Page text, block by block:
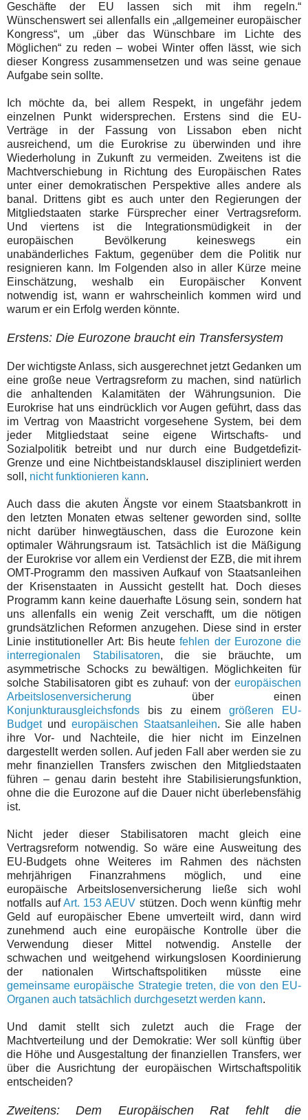
Geschäfte der EU lassen sich mit ihm regeln.“
Wünschenswert sei allenfalls ein „allgemeiner europäischer
Kongress“, um „über das Wünschbare im Lichte des
Möglichen“ zu reden – wobei Winter offen lässt, wie sich
dieser Kongress zusammensetzen und was seine genaue
Aufgabe sein sollte.
Ich möchte da, bei allem Respekt, in ungefähr jedem
einzelnen Punkt widersprechen. Erstens sind die EU-
Verträge in der Fassung von Lissabon eben nicht
ausreichend, um die Eurokrise zu überwinden und ihre
Wiederholung in Zukunft zu vermeiden. Zweitens ist die
Machtverschiebung in Richtung des Europäischen Rates
unter einer demokratischen Perspektive alles andere als
banal. Drittens gibt es auch unter den Regierungen der
Mitgliedstaaten starke Fürsprecher einer Vertragsreform.
Und viertens ist die Integrationsmüdigkeit in der
europäischen Bevölkerung keineswegs ein
unabänderliches Faktum, gegenüber dem die Politik nur
resignieren kann. Im Folgenden also in aller Kürze meine
Einschätzung, weshalb ein Europäischer Konvent
notwendig ist, wann er wahrscheinlich kommen wird und
warum er ein Erfolg werden könnte.
Erstens: Die Eurozone braucht ein Transfersystem
Der wichtigste Anlass, sich ausgerechnet jetzt Gedanken um
eine große neue Vertragsreform zu machen, sind natürlich
die anhaltenden Kalamitäten der Währungsunion. Die
Eurokrise hat uns eindrücklich vor Augen geführt, dass das
im Vertrag von Maastricht vorgesehene System, bei dem
jeder Mitgliedstaat seine eigene Wirtschafts- und
Sozialpolitik betreibt und nur durch eine Budgetdefizit-
Grenze und eine Nichtbeistandsklausel diszipliniert werden
soll, nicht funktionieren kann.
Auch dass die akuten Ängste vor einem Staatsbankrott in
den letzten Monaten etwas seltener geworden sind, sollte
nicht darüber hinwegtäuschen, dass die Eurozone kein
optimaler Währungsraum ist. Tatsächlich ist die Mäßigung
der Eurokrise vor allem ein Verdienst der EZB, die mit ihrem
OMT-Programm den massiven Aufkauf von Staatsanleihen
der Krisenstaaten in Aussicht gestellt hat. Doch dieses
Programm kann keine dauerhafte Lösung sein, sondern hat
uns allenfalls ein wenig Zeit verschafft, um die nötigen
grundsätzlichen Reformen anzugehen. Diese sind in erster
Linie institutioneller Art: Bis heutefehlen der Eurozone die
interregionalen Stabilisatoren, die sie bräuchte, um
asymmetrische Schocks zu bewältigen. Möglichkeiten für
solche Stabilisatoren gibt es zuhauf: von der europäischen
Arbeitslosenversicherung über einen
Konjunkturausgleichsfonds bis zu einem größeren EU-
Budgetund europäischen Staatsanleihen. Sie alle haben
ihre Vor- und Nachteile, die hier nicht im Einzelnen
dargestellt werden sollen. Auf jeden Fall aber werden sie zu
mehr finanziellen Transfers zwischen den Mitgliedstaaten
führen – genau darin besteht ihre Stabilisierungsfunktion,
ohne die die Eurozone auf die Dauer nicht überlebensfähig
ist.
Nicht jeder dieser Stabilisatoren macht gleich eine
Vertragsreform notwendig. So wäre eine Ausweitung des
EU-Budgets ohne Weiteres im Rahmen des nächsten
mehrjährigen Finanzrahmens möglich, und eine
europäische Arbeitslosenversicherung ließe sich wohl
notfalls aufArt. 153 AEUV stützen. Doch wenn künftig mehr
Geld auf europäischer Ebene umverteilt wird, dann wird
zunehmend auch eine europäische Kontrolle über die
Verwendung dieser Mittel notwendig. Anstelle der
schwachen und weitgehend wirkungslosen Koordinierung
der nationalen Wirtschaftspolitiken müsste eine
gemeinsame europäische Strategie treten, die von den EU-
Organen auch tatsächlich durchgesetzt werden kann.
Und damit stellt sich zuletzt auch die Frage der
Machtverteilung und der Demokratie: Wer soll künftig über
die Höhe und Ausgestaltung der finanziellen Transfers, wer
über die Ausrichtung der europäischen Wirtschaftspolitik
entscheiden?
Zweitens: Dem Europäischen Rat fehlt die